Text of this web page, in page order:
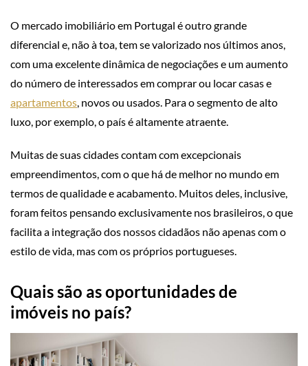
O mercado imobiliário em Portugal é outro grande
diferencial e, não à toa, tem se valorizado nos últimos anos,
com uma excelente dinâmica de negociações e um aumento
do número de interessados em comprar ou locar casas e
apartamentos, novos ou usados. Para o segmento de alto
luxo, por exemplo, o país é altamente atraente.
Muitas de suas cidades contam com excepcionais
empreendimentos, com o que há de melhor no mundo em
termos de qualidade e acabamento. Muitos deles, inclusive,
foram feitos pensando exclusivamente nos brasileiros, o que
facilita a integração dos nossos cidadãos não apenas com o
estilo de vida, mas com os próprios portugueses.
Quais são as oportunidades de
imóveis no país?